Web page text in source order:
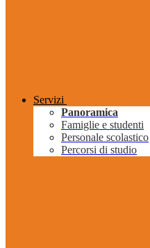
Servizi
Panoramica
Famiglie e studenti
Personale scolastico
Percorsi di studio